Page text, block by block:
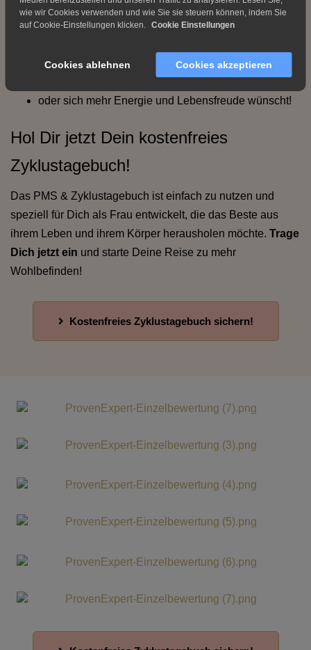
Für jede Frau, die:
ihren Zyklus besser verstehen möchte,
oder sich mehr Energie und Lebensfreude wünscht!
Hol Dir jetzt Dein kostenfreies
Zyklustagebuch!
Das PMS & Zyklustagebuch ist einfach zu nutzen und
speziell für Dich als Frau entwickelt, die das Beste aus
ihrem Leben und ihrem Körper herausholen möchte. Trage
Dich jetzt ein und starte Deine Reise zu mehr
Wohlbefinden!
Kostenfreies Zyklustagebuch sichern!
wie wir Cookies verwenden und wie Sie sie steuern können, indem Sie
auf Cookie-Einstellungen klicken. Cookie Einstellungen
Cookies ablehnen Cookies akzeptieren